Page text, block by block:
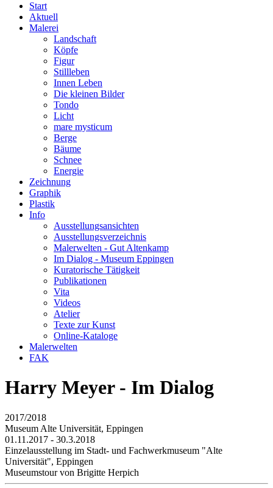
Start
Aktuell
Malerei
Landschaft
Köpfe
Figur
Stillleben
Innen Leben
Die kleinen Bilder
Tondo
Licht
mare mysticum
Berge
Bäume
Schnee
Energie
Zeichnung
Graphik
Plastik
Info
Ausstellungsansichten
Ausstellungsverzeichnis
Malerwelten - Gut Altenkamp
Im Dialog - Museum Eppingen
Kuratorische Tätigkeit
Publikationen
Vita
Videos
Atelier
Texte zur Kunst
Online-Kataloge
Malerwelten
FAK
Harry Meyer - Im Dialog
2017/2018
Museum Alte Universität, Eppingen
01.11.2017 - 30.3.2018
Einzelausstellung im Stadt- und Fachwerkmuseum "Alte
Universität", Eppingen
Museumstour von Brigitte Herpich